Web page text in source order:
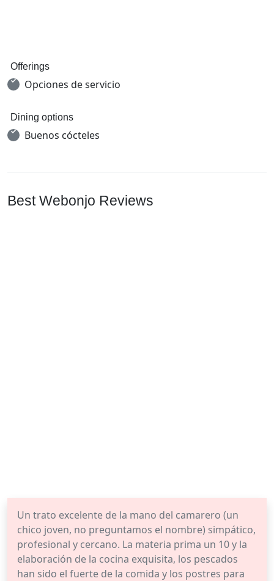
Offerings
Opciones de servicio
Dining options
Buenos cócteles
Best Webonjo Reviews
Un trato excelente de la mano del camarero (un
chico joven, no preguntamos el nombre) simpático,
profesional y cercano. La materia prima un 10 y la
elaboración de la cocina exquisita, los pescados
han sido el fuerte de la comida y los postres para